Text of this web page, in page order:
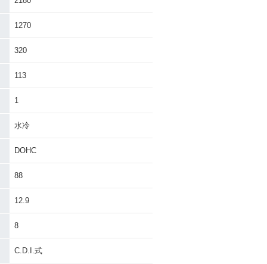
1270
320
113
1
水冷
DOHC
88
12.9
8
C.D.I.式